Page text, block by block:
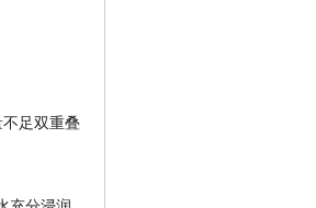
足双重叠